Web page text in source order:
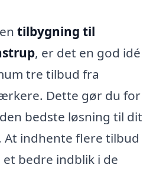
tilbygning til
, er det en god idé
tre tilbud fra
Dette gør du for
bedste løsning til dit
indhente flere tilbud
bedre indblik i de